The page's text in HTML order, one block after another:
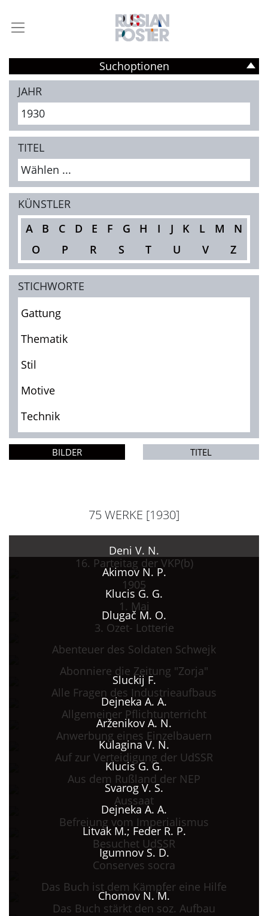
Suchoptionen
JAHR
1930
TITEL
Wählen ...
KÜNSTLER
A
B C D E F G H I J K L M
N
O
P R S T U V Z
STICHWORTE
Gattung
Thematik
Stil
Motive
Technik
BILDER TITEL
75 WERKE [1930]
Deni V. N.
16. Parteitag der VKP(b)
Akimov N. P.
1905
Klucis G. G.
1. Mai
Dlugač M. O.
3. Ozet- Lotterie
Abenteuer des Soldaten Schwejk
Abonniere die Zeitung "Zorja"
Sluckij F.
Alle Fragen des Industrieaufbaus
Dejneka A. A.
Allgemeiner Pflichtunterricht
Arženikov A. N.
Anwerbung eines Einzelbauern
Kulagina V. N.
Auf zur Verteidigung der UdSSR
Klucis G. G.
Aus dem Rußland der NEP
Svarog V. S.
Aussaat
Dejneka A. A.
Befreiung vom Imperialismus
Litvak M.; Feder R. P.
Besuchet UdSSR
Igumnov S. D.
Conserves socra
Das Buch ist dem Kämpfer eine Hilfe
Chomov N. M.
Das Buch stärkt den soz. Aufbau